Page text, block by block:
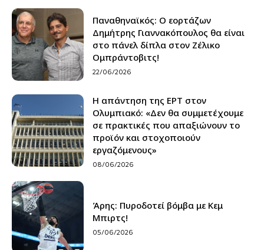
Παναθηναϊκός: Ο εορτάζων
Δημήτρης Γιαννακόπουλος θα είναι
στο πάνελ δίπλα στον Ζέλικο
Ομπράντοβιτς!
22/06/2026
Η απάντηση της ΕΡΤ στον
Ολυμπιακό: «Δεν θα συμμετέχουμε
σε πρακτικές που απαξιώνουν το
προϊόν και στοχοποιούν
εργαζόμενους»
08/06/2026
Άρης: Πυροδοτεί βόμβα με Κεμ
Μπιρτς!
05/06/2026